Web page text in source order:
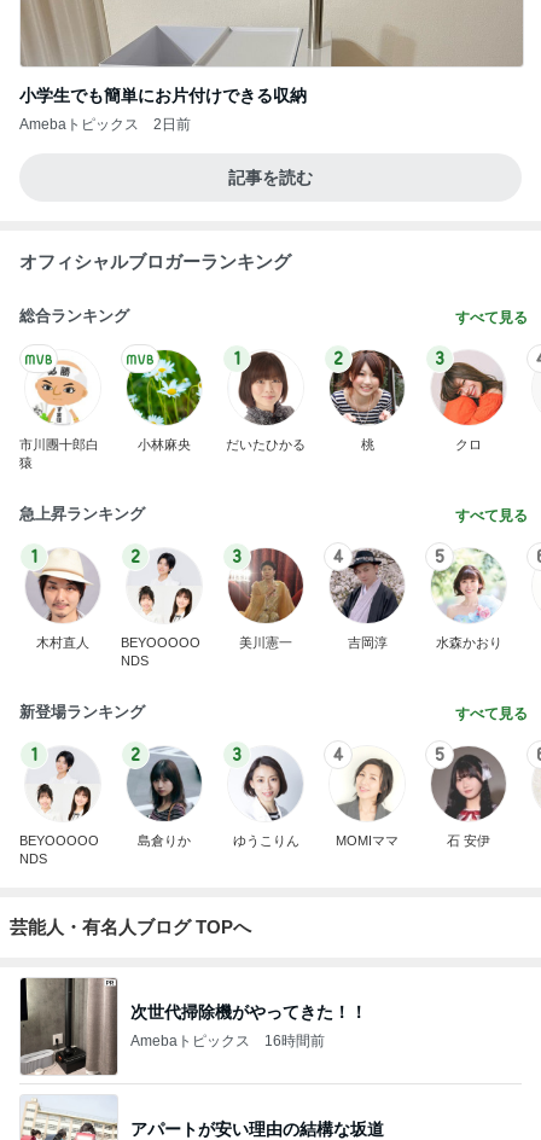
小学生でも簡単にお片付けできる収納
Amebaトピックス 2日前
記事を読む
オフィシャルブロガーランキング
総合ランキング すべて見る
市川團十郎白
猿
小林麻央
1
だいたひかる
2
桃
3
クロ
急上昇ランキング すべて見る
1
木村直人
2
BEYOOOOO
NDS
3
美川憲一
4
吉岡淳
5
水森かおり
新登場ランキング すべて見る
1
BEYOOOOO
NDS
2
島倉りか
3
ゆうこりん
4
MOMIママ
5
石 安伊
芸能人・有名人ブログ TOPへ
次世代掃除機がやってきた！！
Amebaトピックス 16時間前
アパートが安い理由の結構な坂道